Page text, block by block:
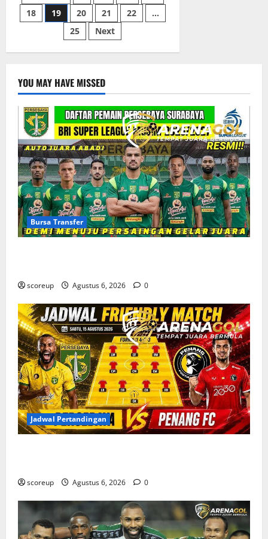
u19
Gemilang
Generasi
Emas
yang
Guncang
pos
18
19 20 21 22
…
25
Next
YOU MAY HAVE MISSED
Bursa Transfer
scoreup Agustus 6, 2026 0
Jadwal Pertandingan
scoreup Agustus 6, 2026 0